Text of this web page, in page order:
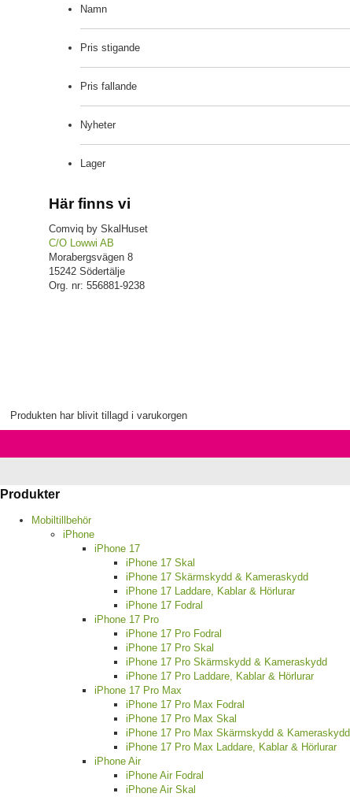
Namn
Pris stigande
Pris fallande
Nyheter
Lager
Här finns vi
Comviq by SkalHuset
C/O Lowwi AB
Morabergsvägen 8
15242 Södertälje
Org. nr: 556881-9238
Produkten har blivit tillagd i varukorgen
Produkter
Mobiltillbehör
iPhone
iPhone 17
iPhone 17 Skal
iPhone 17 Skärmskydd & Kameraskydd
iPhone 17 Laddare, Kablar & Hörlurar
iPhone 17 Fodral
iPhone 17 Pro
iPhone 17 Pro Fodral
iPhone 17 Pro Skal
iPhone 17 Pro Skärmskydd & Kameraskydd
iPhone 17 Pro Laddare, Kablar & Hörlurar
iPhone 17 Pro Max
iPhone 17 Pro Max Fodral
iPhone 17 Pro Max Skal
iPhone 17 Pro Max Skärmskydd & Kameraskydd
iPhone 17 Pro Max Laddare, Kablar & Hörlurar
iPhone Air
iPhone Air Fodral
iPhone Air Skal